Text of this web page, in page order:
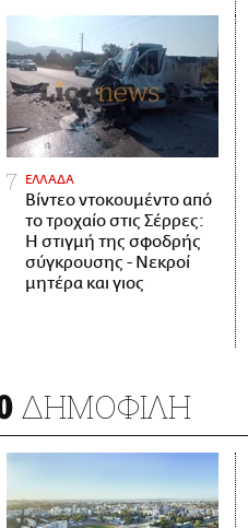
ΕΛΛΑΔΑ
Βίντεο ντοκουμέντο από
το τροχαίο στις Σέρρες:
Η στιγμή της σφοδρής
σύγκρουσης - Νεκροί
μητέρα και γιος
ΔΗΜΟΦΙΛΗ